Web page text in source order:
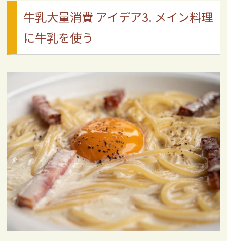
牛乳大量消費 アイデア3. メイン料理
に牛乳を使う